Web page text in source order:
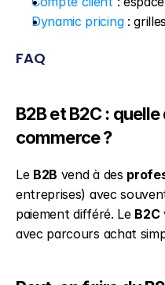
Dynamic pricing :
FAQ
B2B et B2C :
commerce ?
Le B2B vend à des
entreprises) avec
paiement différé. Le B2C
avec parcours achat